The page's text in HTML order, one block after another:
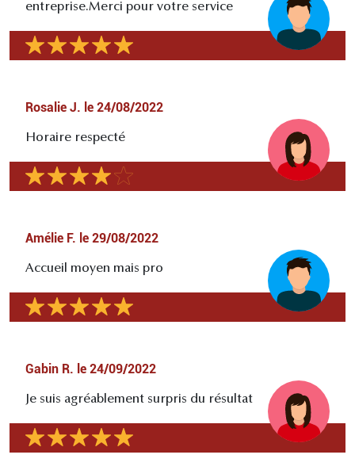
entreprise.Merci pour votre service
Rosalie J. le 24/08/2022
Horaire respecté
Amélie F. le 29/08/2022
Accueil moyen mais pro
Gabin R. le 24/09/2022
Je suis agréablement surpris du résultat